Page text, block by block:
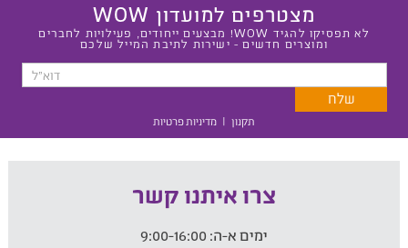
מצטרפים למועדון WOW
לא תפסיקו להגיד WOW! מבצעים ייחודים, פעילויות לחברים
ומוצרים חדשים - ישירות לתיבת המייל שלכם
תקנון | מדיניות פרטיות
צרו איתנו קשר
ימים א-ה: